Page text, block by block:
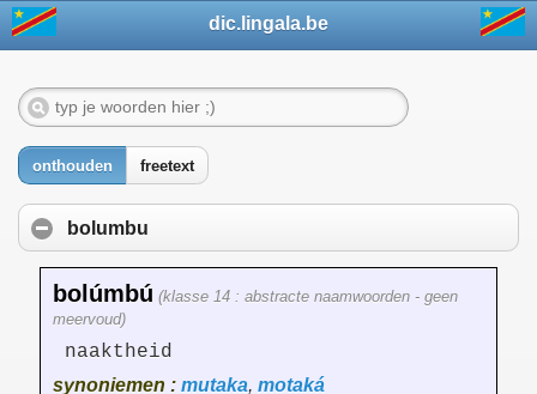
dic.lingala.be
onthouden freetext
bolumbu
bolúmbú (klasse 14 : abstracte naamwoorden - geen
meervoud)
naaktheid
synoniemen : mutaka, motaká